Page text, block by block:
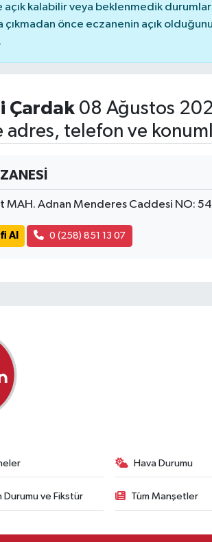
kalabilir veya beklenmedik
çıkmadan önce eczanenin açık
Çardak08 Ağustos
adres, telefon ve
MAH. Adnan Menderes Caddesi NO:
Al 0 (258) 851 13 07
Hava Durumu
Durumu ve Fikstür Tüm Manşetler